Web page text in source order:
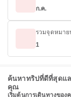
ก.ค.
รวมจุดหมาย
1
ค้นหาทริปที่ดีที่สุดแ
คุณ
เริ่มต้นการเดินทางขอ